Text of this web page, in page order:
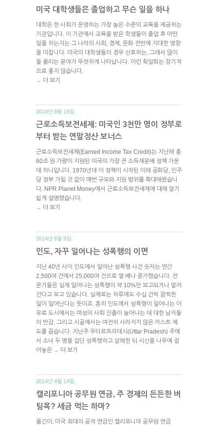
미국 대학생들은 졸업하고 무슨 일을 하나
대학은 한 사회가 운영하는 가장 높은 수준의 교육을 제공하는
기관입니다. 이 기관에서 교육을 받은 학생들이 졸업 후 어떤
일을 하는지는 그 나라의 사회, 경제, 문화 전반에 지대한 영향
을 미칩니다. 미국의 대학생들의 경우 선호하는, 그래서 많이
들 몰리는 분야가 뚜렷하게 나타납니다. 이런 획일화는 장기적
으로 좋지 않습니다.
→ 더 보기
2014년 8월 18일.
근로소득보전세제: 미국인 3천만 명이 정부로
부터 받는 연말정산 보너스
근로소득보전세제(Earned Income Tax Credit)는 지난해 총
60조 원 가량이 지원된 미국의 가장 큰 소득재분배 정책 가운
데 하나입니다. 1970년대 이 정책이 시작된 이래 공화당, 민주
당 정부 가릴 것 없이 매번 규모와 지원 범위를 확대해왔습니
다. NPR Planet Money에서 근로소득보전세제에 대해 알기
쉽게 설명했습니다.
→ 더 보기
2014년 6월 9일.
인도, 자꾸 일어나는 성폭행의 이면
지난 40년 사이 인도에서 일어난 성폭행 사건 숫자는 연간
2,500여 건에서 25,000여 건으로 열 배나 증가했습니다. 전
문가들은 실제 일어나는 성폭행의 약 10%만 보고되거나 알려
진다고 보고 있습니다. 실제로는 하루에도 수십 건씩 끔찍한
일이 일어난다는 뜻이죠. 흔히 인도에서 성폭행이 일어나는 이
유로 도시에서는 여성의 사회 진출이 늘어나는 데 대한 남자들
의 반감, 그리고 시골에서는 여전히 사라지지 않은 카스트 제
도를 꼽습니다. 지난주 우타르프라데시(Uttar Pradesh) 주에
서 소녀 두 명을 집단 성폭행하고 살해한 뒤 시신을 나무에 걸
어놓은 → 더 보기
2014년 4월 14일.
캘리포니아 공무원 연금, 주 경제의 든든한 버
팀목? 세금 먹는 하마?
옮긴이: 미국 최대의 공적 연금인 캘리포니아 공무원 연금